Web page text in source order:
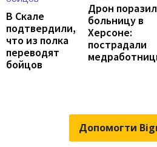
В Скале
подтвердили,
что из полка
переводят
бойцов
Дрон поразил
больницу в
Херсоне:
пострадали
Допомогти